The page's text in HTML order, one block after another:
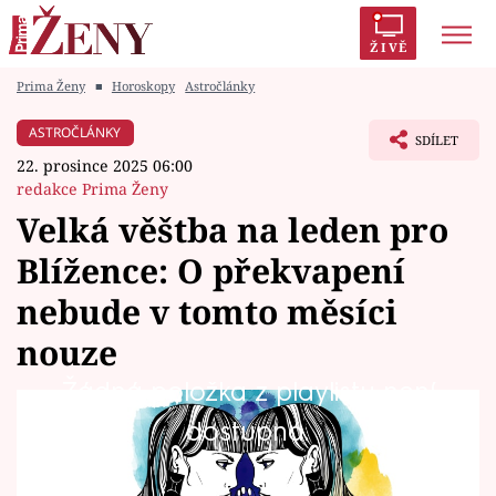
ŽIVĚ
Módní alarm
Témata
Celebrity
Prima Ženy ■ Horoskopy Astročlánky
ASTROČLÁNKY
22. prosince 2025 06:00
redakce Prima Ženy
SDÍLET
Velká věštba na leden pro
Blížence: O překvapení
nebude v tomto měsíci
nouze
Žádná položka z playlistu není
dostupná.
Co čeká Blížence v prvním měsíci roku 2026?
Na co byste si měli dát pozor, čeho se
vyvarovat a co byste neměli promeškat? A